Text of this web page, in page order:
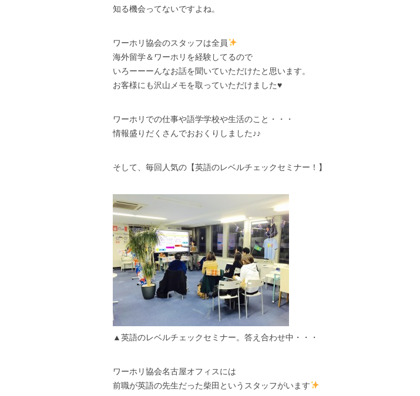
知る機会ってないですよね。
ワーホリ協会のスタッフは全員
海外留学＆ワーホリを経験してるので
いろーーーんなお話を聞いていただけたと思います。
お客様にも沢山メモを取っていただけました♥
ワーホリでの仕事や語学学校や生活のこと・・・
情報盛りだくさんでおおくりしました♪♪
そして、毎回人気の【英語のレベルチェックセミナー！】
▲英語のレベルチェックセミナー。答え合わせ中・・・
ワーホリ協会名古屋オフィスには
前職が英語の先生だった柴田というスタッフがいます